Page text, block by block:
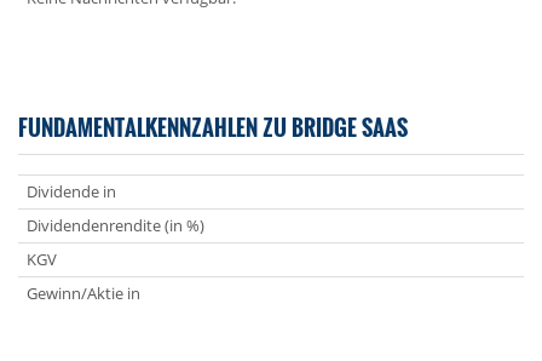
FUNDAMENTALKENNZAHLEN ZU BRIDGE SAAS
Dividende in
Dividendenrendite (in %)
KGV
Gewinn/Aktie in